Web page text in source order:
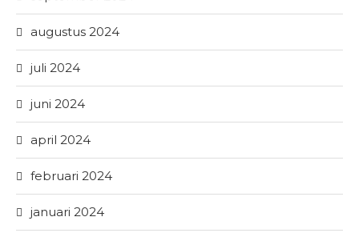
augustus 2024
juli 2024
juni 2024
april 2024
februari 2024
januari 2024